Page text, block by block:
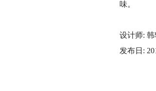
味。
设计师: 韩
发布日: